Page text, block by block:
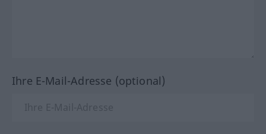
Ihre E-Mail-Adresse (optional)